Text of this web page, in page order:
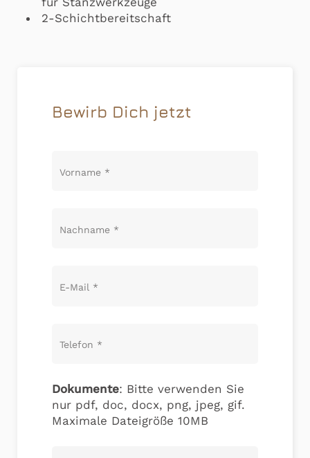
2-Schichtbereitschaft
Bewirb Dich jetzt
Vorname *
Nachname *
E-Mail *
Telefon *
Dokumente: Bitte verwenden Sie
nur pdf, doc, docx, png, jpeg, gif.
Maximale Dateigröße 10MB